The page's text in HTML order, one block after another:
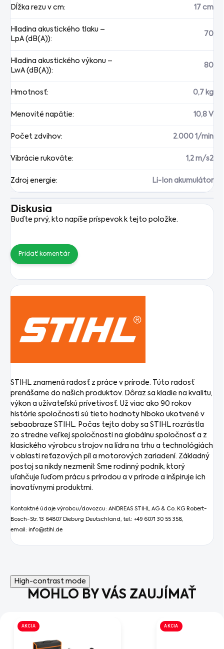
Dĺžka rezu v cm: 17 cm
Hladina akustického tlaku –
LpA (dB(A)):
70
Hladina akustického výkonu –
LwA (dB(A)):
80
Hmotnosť: 0,7 kg
Menovité napätie: 10,8 V
Počet zdvihov: 2.000 1/min
Vibrácie rukoväte: 1,2 m/s2
Zdroj energie: Li-Ion akumulátor
Diskusia
Buďte prvý, kto napíše príspevok k tejto položke.
Pridať komentár
STIHL znamená radosť z práce v prírode. Túto radosť
prenášame do našich produktov. Dôraz sa kladie na kvalitu,
výkon a užívateľskú prívetivosť. Už viac ako 90 rokov
histórie spoločnosti sú tieto hodnoty hlboko ukotvené v
sebaobraze STIHL. Počas tejto doby sa STIHL rozrástla
zo stredne veľkej spoločnosti na globálnu spoločnosť a z
klasického výrobcu strojov na lídra na trhu a technológiách
v oblasti reťazových píl a motorových zariadení. Základný
postoj sa nikdy nezmenil: Sme rodinný podnik, ktorý
uľahčuje ľuďom prácu s prírodou a v prírode a inšpiruje ich
inovatívnymi produktmi.
Kontaktné údaje výrobcu/dovozcu: ANDREAS STIHL AG & Co. KG Robert-
Bosch-Str. 13 64807 Dieburg Deutschland, tel.: +49 6071 30 55 358,
email: info@stihl.de
High-contrast mode
MOHLO BY VÁS ZAUJÍMAŤ
AKCIA AKCIA